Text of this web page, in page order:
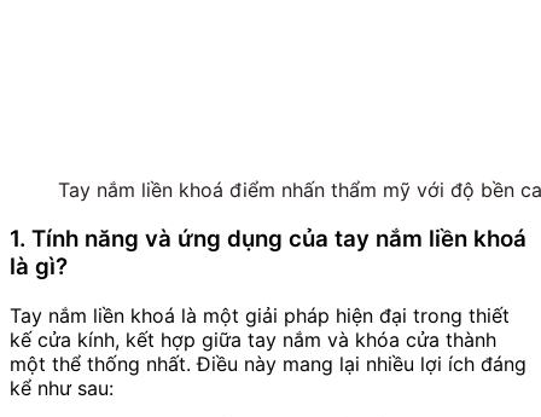
Tay nắm liền khoá điểm nhấn thẩm mỹ với độ bền
1. Tính năng và ứng dụng của tay nắm liền khoá
là gì?
Tay nắm liền khoá là một giải pháp hiện đại trong thiết
kế cửa kính, kết hợp giữa tay nắm và khóa cửa thành
một thể thống nhất. Điều này mang lại nhiều lợi ích đáng
kể như sau: